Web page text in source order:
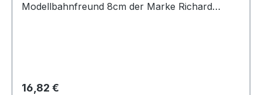
Modellbahnfreund 8cm der Marke Richard
Regulärer Preis:
16,82 €